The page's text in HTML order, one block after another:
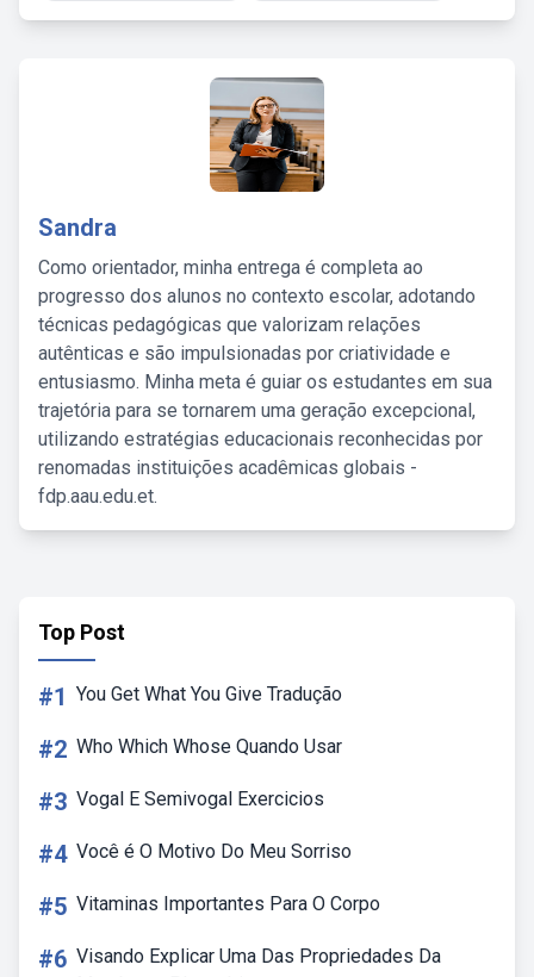
Sandra
Como orientador, minha entrega é completa ao
progresso dos alunos no contexto escolar, adotando
técnicas pedagógicas que valorizam relações
autênticas e são impulsionadas por criatividade e
entusiasmo. Minha meta é guiar os estudantes em sua
trajetória para se tornarem uma geração excepcional,
utilizando estratégias educacionais reconhecidas por
renomadas instituições acadêmicas globais -
fdp.aau.edu.et.
Top Post
#1 You Get What You Give Tradução
#2 Who Which Whose Quando Usar
#3 Vogal E Semivogal Exercicios
#4 Você é O Motivo Do Meu Sorriso
#5 Vitaminas Importantes Para O Corpo
#6 Visando Explicar Uma Das Propriedades Da